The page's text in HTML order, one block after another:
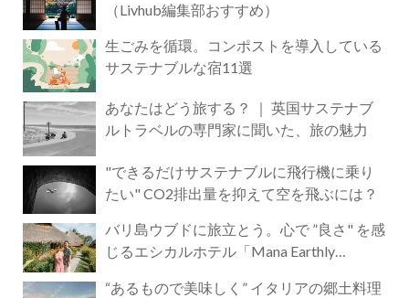
（Livhub編集部おすすめ）
生ごみを循環。コンポストを導入している
サステナブルな宿11選
あなたはどう旅する？ ｜ 英国サステナブ
ルトラベルの専門家に聞いた、旅の魅力
"できるだけサステナブルに飛行機に乗り
たい" CO2排出量を抑えて空を飛ぶには？
バリ島ウブドに旅立とう。心で ”良さ" を感
じるエシカルホテル「Mana Earthly
“あるもので美味しく” イタリアの郷土料理